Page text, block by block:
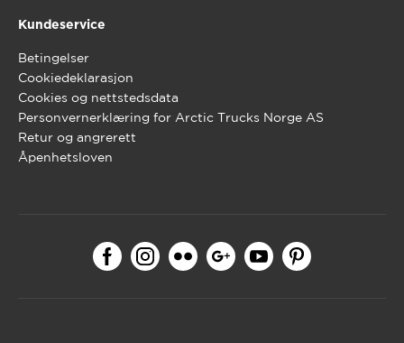
Kundeservice
Betingelser
Cookiedeklarasjon
Cookies og nettstedsdata
Personvernerklæring for Arctic Trucks Norge AS
Retur og angrerett
Åpenhetsloven